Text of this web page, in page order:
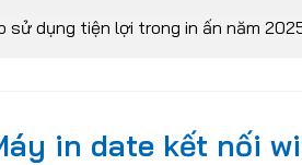
sử dụng tiện lợi trong in ấn năm
in date kết nối